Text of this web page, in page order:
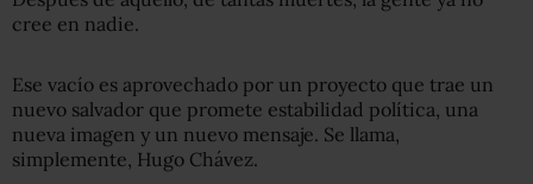
cree en nadie.
Ese vacío es aprovechado por un proyecto que trae un
nuevo salvador que promete estabilidad política, una
nueva imagen y un nuevo mensaje. Se llama,
simplemente, Hugo Chávez.